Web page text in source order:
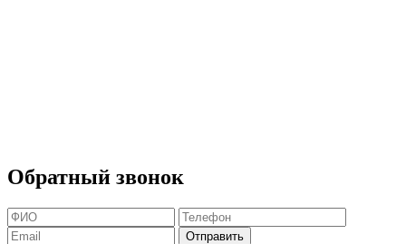
Обратный звонок